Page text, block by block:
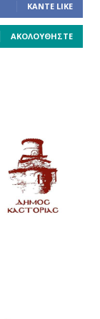
ΚΆΝΤΕ LIKE
ΑΚΟΛΟΥΘΉΣΤΕ